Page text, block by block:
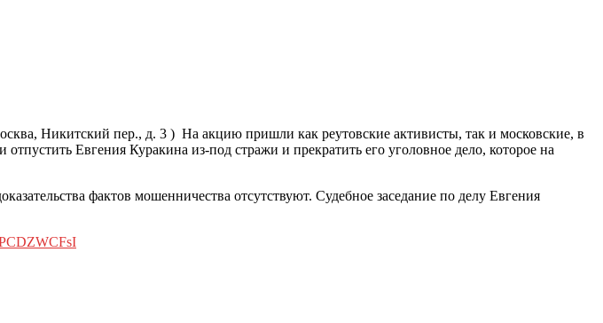
Никитский пер., д. 3 ) На акцию пришли как реутовские активисты, так и московские, в
Евгения Куракина из-под стражи и прекратить его уголовное дело, которое на
фактов мошенничества отсутствуют. Судебное заседание по делу Евгения